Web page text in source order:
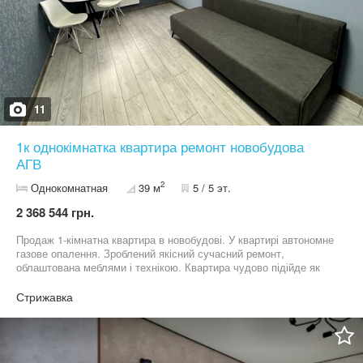
11
1к однокімнатка квартира ремонт новобудова
АГВ
Однокомнатная 39 м2 5 / 5 эт.
2 368 544 грн.
Продаж 1-кімнатна квартира в новобудові. У квартирі автономне
газове опалення. Зроблений якісний сучасний ремонт,
облаштована меблями і технікою. Квартира чудово підійде як
детальною інформацією, телефонуйте!
Стрижавка